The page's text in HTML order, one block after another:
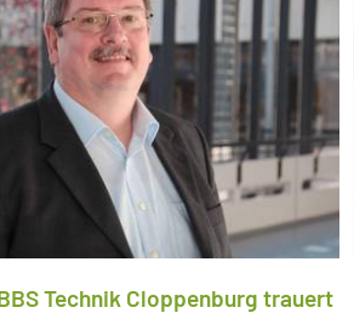
Technik Cloppenburg trauert